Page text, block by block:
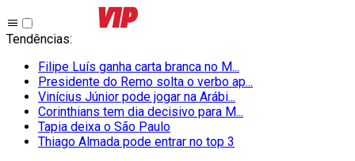
Tendências:
Filipe Luís ganha carta branca no M...
Presidente do Remo solta o verbo ap...
Vinícius Júnior pode jogar na Arábi...
Corinthians tem dia decisivo para M...
Tapia deixa o São Paulo
Thiago Almada pode entrar no top 3